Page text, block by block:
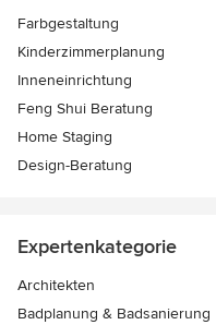
Farbgestaltung
Kinderzimmerplanung
Inneneinrichtung
Feng Shui Beratung
Home Staging
Design-Beratung
Expertenkategorie
Architekten
Badplanung & Badsanierung